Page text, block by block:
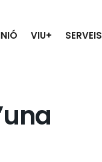
VIU+ SERVEIS